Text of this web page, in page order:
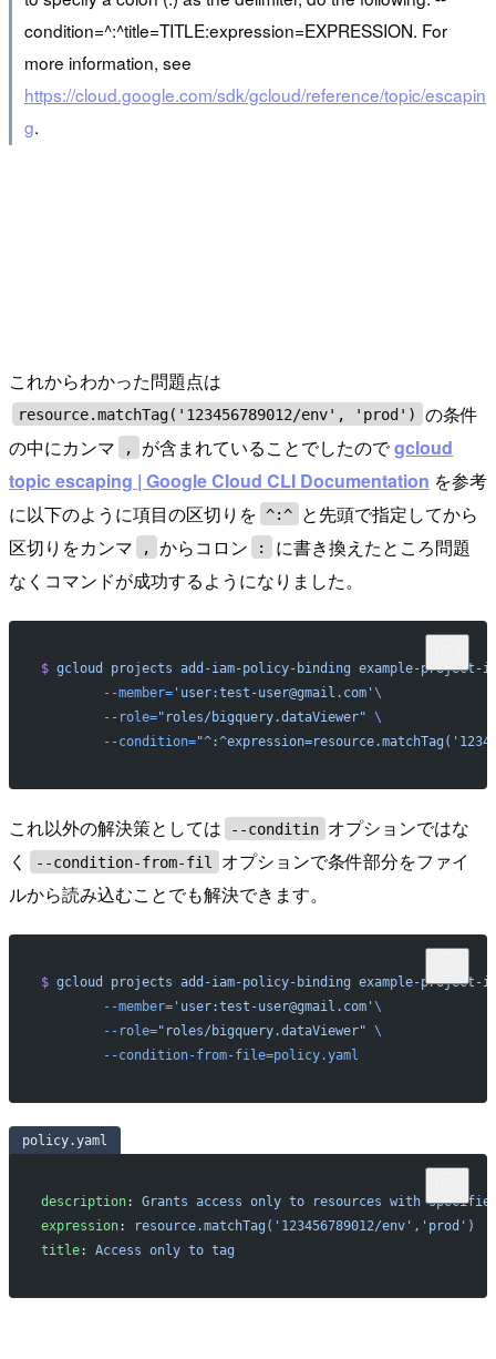
condition=^:^title=TITLE:expression=EXPRESSION. For
more information, see
https://cloud.google.com/sdk/gcloud/reference/topic/escapin
g.
これからわかった問題点は
resource.matchTag('123456789012/env', 'prod')
の条件
の中にカンマ
, が含まれていることでしたのでgcloud
topic escaping | Google Cloud CLI Documentation を参考
に以下のように項目の区切りを ^:^
と先頭で指定してから
区切りをカンマ
, からコロン :
に書き換えたところ問題
なくコマンドが成功するようになりました。
$ gcloud projects add-iam-policy-binding example-project-
	--member=
'user:test-user@gmail.com' \
	--role=
"roles/bigquery.dataViewer" \
	--condition=
これ以外の解決策としては --conditin オプションではな
く
--condition-from-fil
オプションで条件部分をファイ
ルから読み込むことでも解決できます。
$ gcloud projects add-iam-policy-binding example-project-
	--member=
'user:test-user@gmail.com' \
	--role=
"roles/bigquery.dataViewer" \
	--condition-from-file=policy.yaml
policy.yaml
description: Grants access only to resources with
expression:
resource.matchTag('123456789012/env','prod')
title: Access only to tag